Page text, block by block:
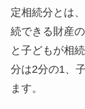
定相続分とは
続できる財産
と子どもが相
分は2分の1、
ます。